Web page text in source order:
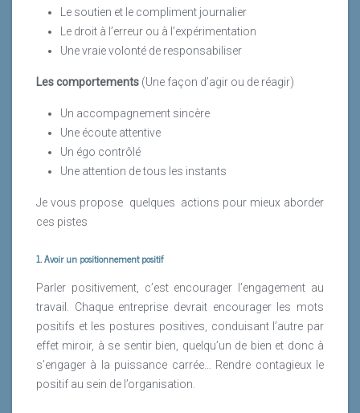
Le soutien et le compliment journalier
Le droit à l’erreur ou à l’expérimentation
Une vraie volonté de responsabiliser
Les comportements (Une façon d’agir ou de réagir)
Un accompagnement sincère
Une écoute attentive
Un égo contrôlé
Une attention de tous les instants
Je vous propose quelques actions pour mieux aborder
ces pistes
1. Avoir un positionnement positif
Parler positivement, c’est encourager l’engagement au
travail. Chaque entreprise devrait encourager les mots
positifs et les postures positives, conduisant l’autre par
effet miroir, à se sentir bien, quelqu’un de bien et donc à
s’engager à la puissance carrée… Rendre contagieux le
positif au sein de l’organisation.